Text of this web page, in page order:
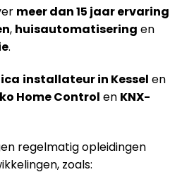
meer dan 15 jaar ervaring
, huisautomatisering en
.
installateur in Kessel en
Home Control en KNX-
regelmatig opleidingen
zoals: